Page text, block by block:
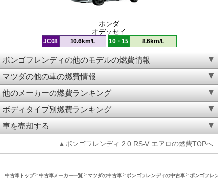
ホンダ
オデッセイ
JC08 10.6km/L 10・15 8.6km/L
ボンゴフレンディの他のモデルの燃費情報
マツダの他の車の燃費情報
他のメーカーの燃費ランキング
ボディタイプ別燃費ランキング
車を売却する
▲ボンゴフレンディ 2.0 RS-V エアロの燃費TOPへ
中古車トップ 中古車メーカー一覧 マツダの中古車 ボンゴフレンディの中古車 ボンゴフレ